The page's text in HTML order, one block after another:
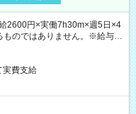
2600円×実働7h30m×週5日×4
のではありません。※給与即
）
実費支給